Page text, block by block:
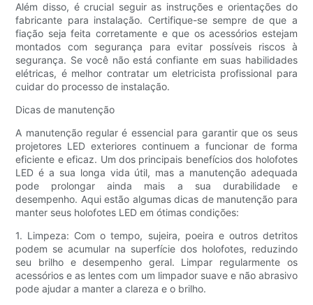
Além disso, é crucial seguir as instruções e orientações do
fabricante para instalação. Certifique-se sempre de que a
fiação seja feita corretamente e que os acessórios estejam
montados com segurança para evitar possíveis riscos à
segurança. Se você não está confiante em suas habilidades
elétricas, é melhor contratar um eletricista profissional para
cuidar do processo de instalação.
Dicas de manutenção
A manutenção regular é essencial para garantir que os seus
projetores LED exteriores continuem a funcionar de forma
eficiente e eficaz. Um dos principais benefícios dos holofotes
LED é a sua longa vida útil, mas a manutenção adequada
pode prolongar ainda mais a sua durabilidade e
desempenho. Aqui estão algumas dicas de manutenção para
manter seus holofotes LED em ótimas condições:
1. Limpeza: Com o tempo, sujeira, poeira e outros detritos
podem se acumular na superfície dos holofotes, reduzindo
seu brilho e desempenho geral. Limpar regularmente os
acessórios e as lentes com um limpador suave e não abrasivo
pode ajudar a manter a clareza e o brilho.